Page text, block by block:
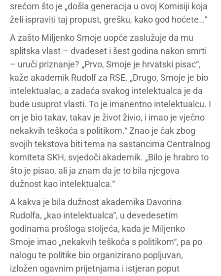
srećom što je „došla generacija u ovoj Komisiji koja
želi ispraviti taj propust, grešku, kako god hoćete…“
A zašto Miljenko Smoje uopće zaslužuje da mu
splitska vlast – dvadeset i šest godina nakon smrti
– uruči priznanje? „Prvo, Smoje je hrvatski pisac“,
kaže akademik Rudolf za RSE. „Drugo, Smoje je bio
intelektualac, a zadaća svakog intelektualca je da
bude usuprot vlasti. To je imanentno intelektualcu. I
on je bio takav, takav je život živio, i imao je vječno
nekakvih teškoća s politikom.“ Znao je čak zbog
svojih tekstova biti tema na sastancima Centralnog
komiteta SKH, svjedoči akademik. „Bilo je hrabro to
što je pisao, ali ja znam da je to bila njegova
dužnost kao intelektualca.“
A kakva je bila dužnost akademika Davorina
Rudolfa, „kao intelektualca“, u devedesetim
godinama prošloga stoljeća, kada je Miljenko
Smoje imao „nekakvih teškoća s politikom“, pa po
nalogu te politike bio organizirano popljuvan,
izložen ogavnim prijetnjama i istjeran poput